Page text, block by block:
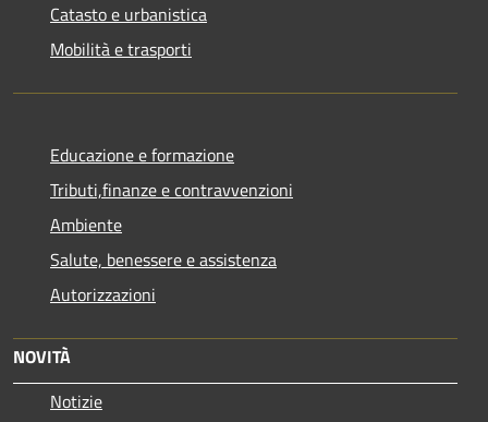
Catasto e urbanistica
Mobilità e trasporti
Educazione e formazione
Tributi,finanze e contravvenzioni
Ambiente
Salute, benessere e assistenza
Autorizzazioni
NOVITÀ
Notizie